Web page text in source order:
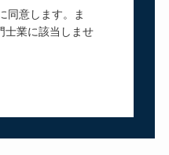
同意します。ま
士業に該当しませ